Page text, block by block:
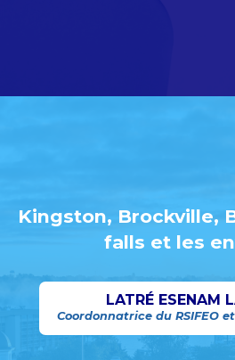
Kingston, Brockville,
falls et les
LATRÉ ESENAM
Coordonnatrice du RSIFEO